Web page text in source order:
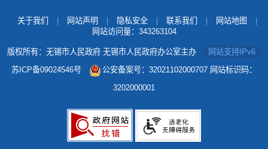
关于我们 网站声明 隐私安全 联系我们 网站地图
网站访问量： 343263104
版权所有：无锡市人民政府 无锡市人民政府办公室主办
网站支持IPv6
苏ICP备09024546号
公安备案号：32021102000707 网站标识码：
3202000001